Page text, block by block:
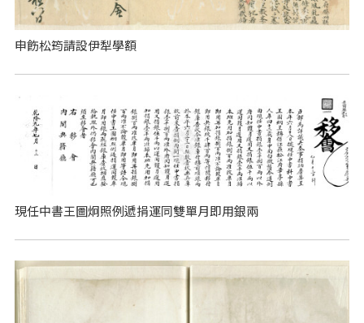
申飭松筠請設伊犁學額
現任中書王圖炯照例遞捐運同雙單月即用銀兩